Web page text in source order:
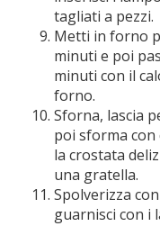
tagliati a pezzi.
Metti in forno
minuti e poi
minuti con il
forno.
Sforna, lascia
poi sforma con
la crostata
una gratella.
Spolverizza
guarnisci con i